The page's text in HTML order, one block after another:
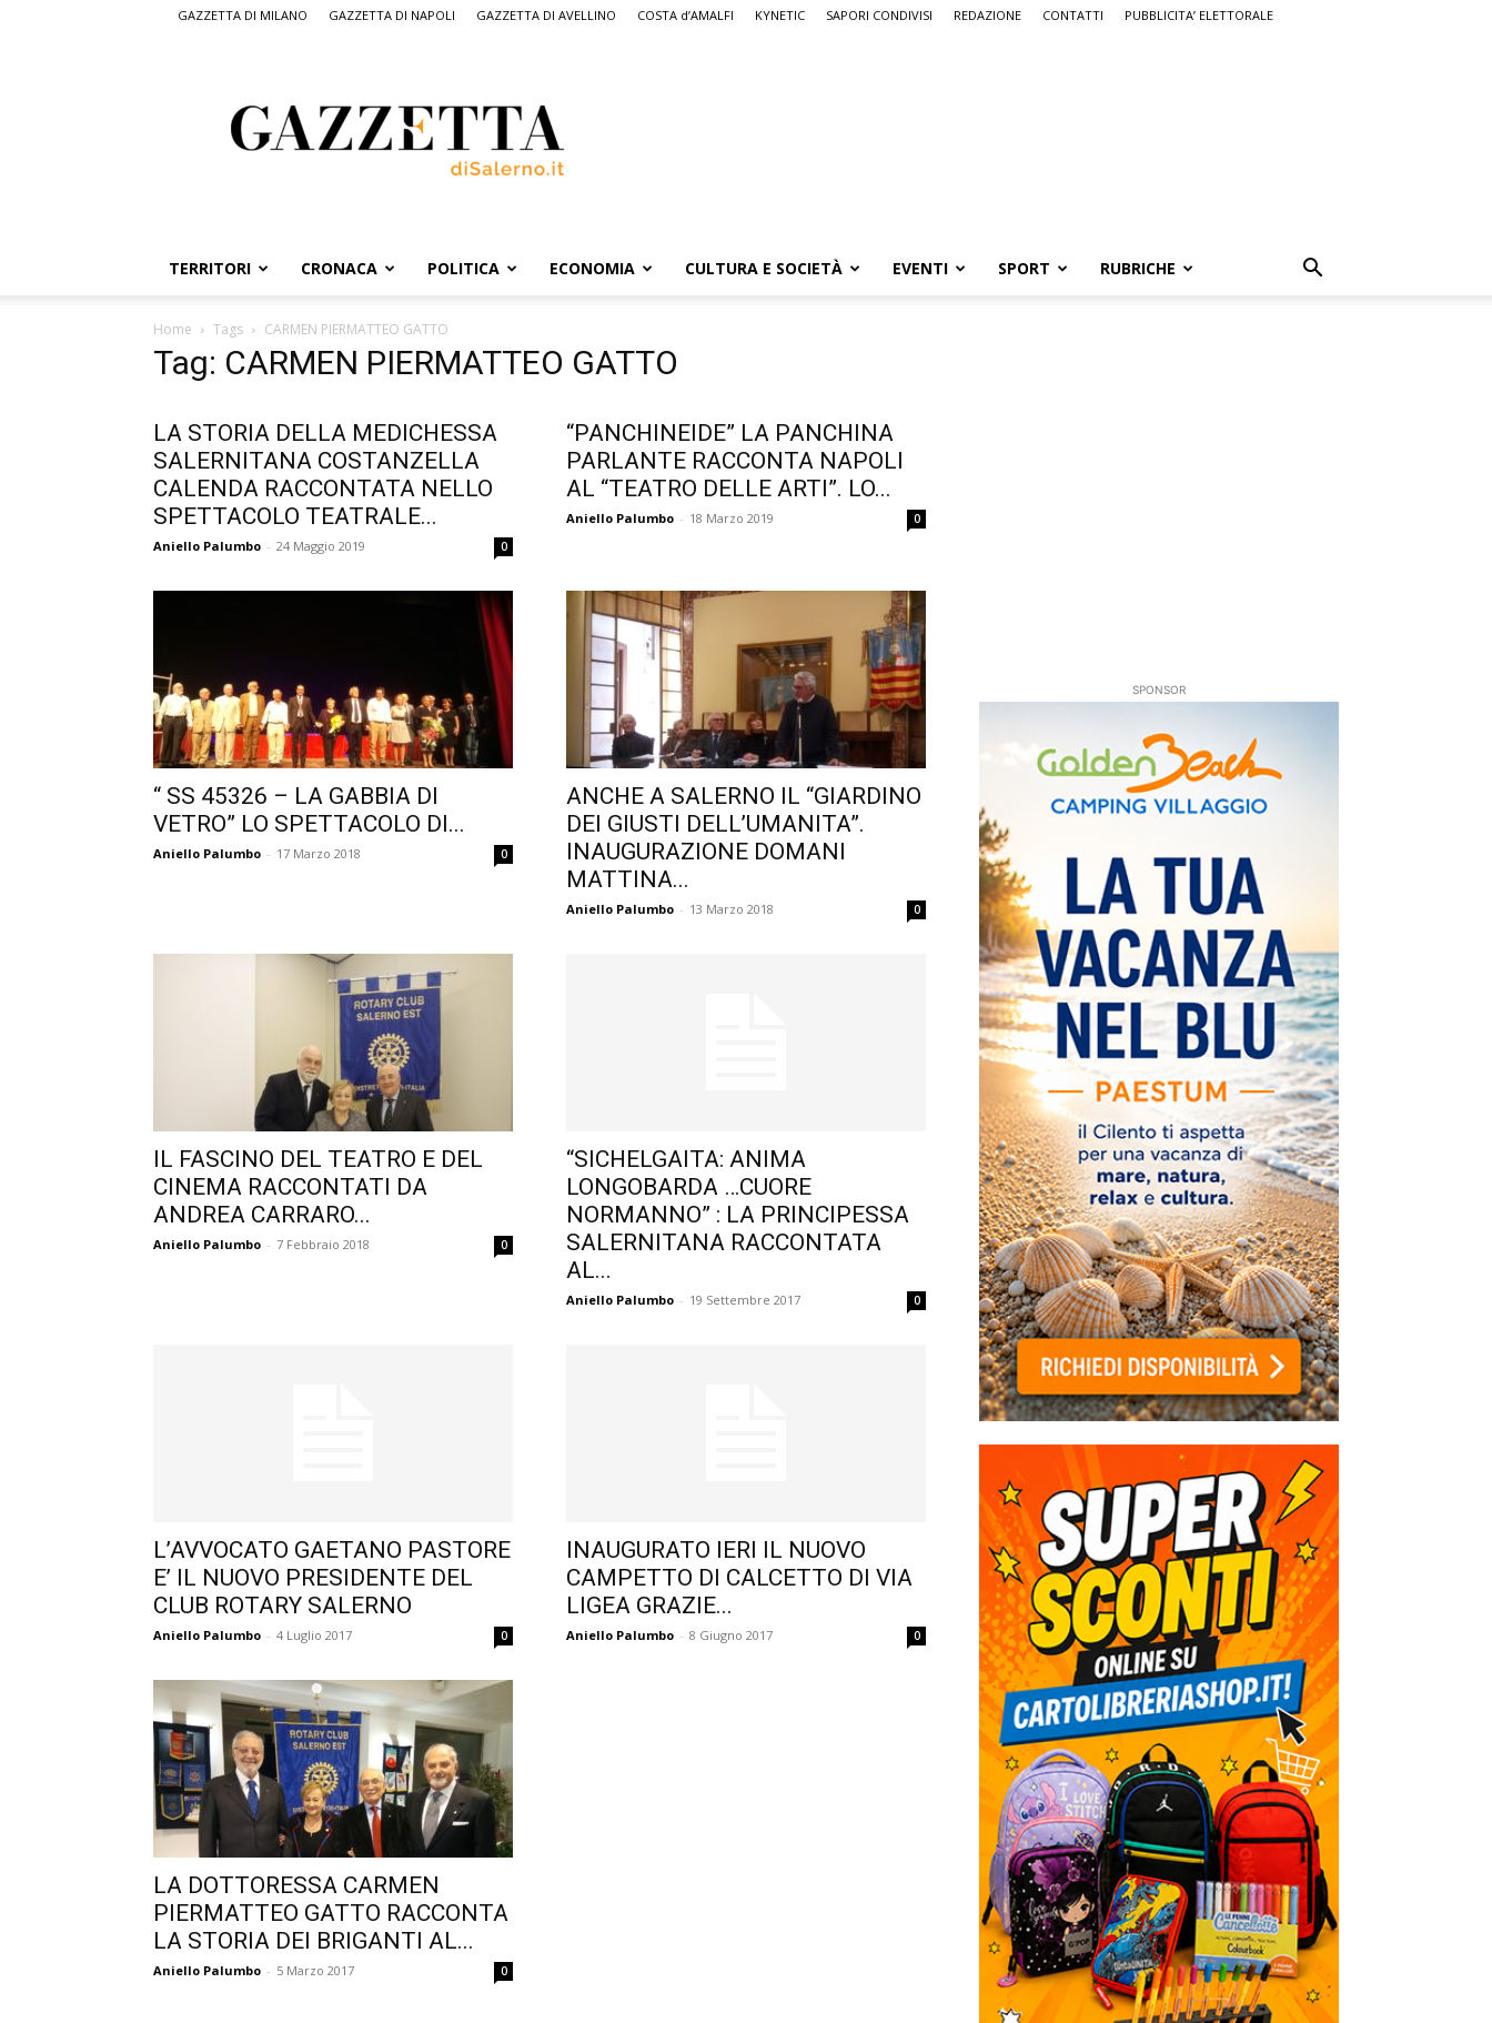
GAZZETTA DI MILANO GAZZETTA DI NAPOLI GAZZETTA DI AVELLINO COSTA d’AMALFI KYNETIC SAPORI CONDIVISI REDAZIONE CONTATTI PUBBLICITA’ ELETTORALE
Salerno,
il
quotidiano
Salerno
TERRITORI CRONACA POLITICA ECONOMIA CULTURA E SOCIETÀ EVENTI SPORT RUBRICHE
Home Tags CARMEN PIERMATTEO GATTO
Tag: CARMEN PIERMATTEO GATTO
LA STORIA DELLA MEDICHESSA
SALERNITANA COSTANZELLA
CALENDA RACCONTATA NELLO
SPETTACOLO TEATRALE...
Aniello Palumbo - 24 Maggio 2019 0
“PANCHINEIDE” LA PANCHINA
PARLANTE RACCONTA NAPOLI
AL “TEATRO DELLE ARTI”. LO...
Aniello Palumbo - 18 Marzo 2019 0
“ SS 45326 – LA GABBIA DI
VETRO” LO SPETTACOLO DI...
Aniello Palumbo - 17 Marzo 2018 0
ANCHE A SALERNO IL “GIARDINO
DEI GIUSTI DELL’UMANITA”.
INAUGURAZIONE DOMANI
MATTINA...
Aniello Palumbo - 13 Marzo 2018 0
IL FASCINO DEL TEATRO E DEL
CINEMA RACCONTATI DA
ANDREA CARRARO...
Aniello Palumbo - 7 Febbraio 2018 0
“SICHELGAITA: ANIMA
LONGOBARDA …CUORE
NORMANNO” : LA PRINCIPESSA
SALERNITANA RACCONTATA
AL...
Aniello Palumbo - 19 Settembre 2017 0
L’AVVOCATO GAETANO PASTORE
E’ IL NUOVO PRESIDENTE DEL
CLUB ROTARY SALERNO
Aniello Palumbo - 4 Luglio 2017 0
INAUGURATO IERI IL NUOVO
CAMPETTO DI CALCETTO DI VIA
LIGEA GRAZIE...
Aniello Palumbo - 8 Giugno 2017 0
LA DOTTORESSA CARMEN
PIERMATTEO GATTO RACCONTA
LA STORIA DEI BRIGANTI AL...
Aniello Palumbo - 5 Marzo 2017 0
SPONSOR